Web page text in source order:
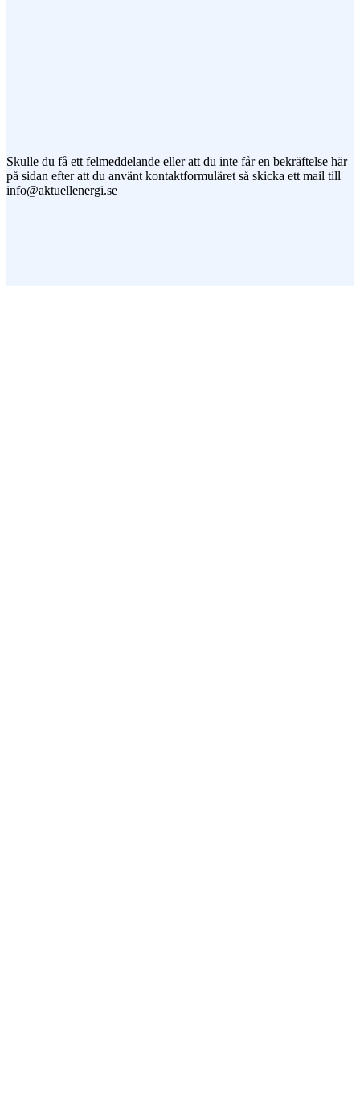
Skulle du få ett felmeddelande eller att du inte får en bekräftelse här
på sidan efter att du använt kontaktformuläret så skicka ett mail till
info@aktuellenergi.se